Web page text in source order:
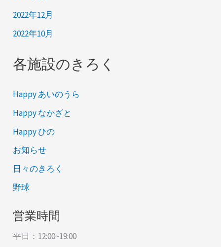
2022年12月
2022年10月
各施設のきろく
Happy あいのうら
Happy なかざと
Happy ひの
お知らせ
日々のきろく
野球
営業時間
平日：12:00~19:00